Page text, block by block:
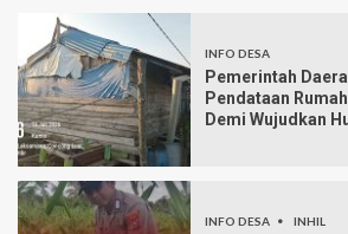
INFO DESA
Pemerintah
Pendataan
Demi Wujudkan
INFO DESA INHIL